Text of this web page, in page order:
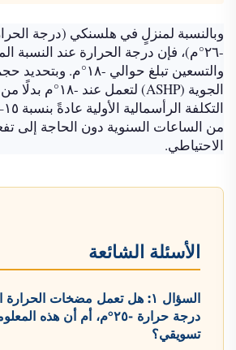
وبالنسبة لمنزلٍ في هلسنكي (درجة
-٢٦°م)، فإن درجة الحرارة عند النسبة
والتسعين تبلغ حوالي -
من الساعات السنوية دون الحاجة إلى
الاحتياطي.
الأسئلة الشائعة
السؤال ١: هل تعمل مضخات
درجة حرارة -٢٥°م، أم أن هذه
تسويقي؟